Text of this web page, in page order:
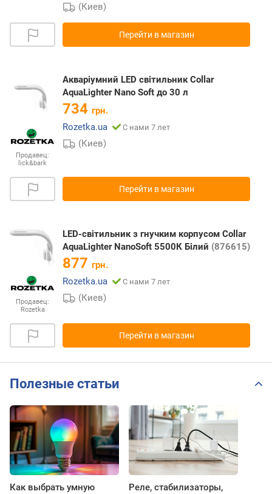
(Киев)
Перейти в магазин
Продавец:
lick&bark
Акваріумний LED світильник Collar
AquaLighter Nano Soft до 30 л
734 грн.
Rozetka.ua
С нами 7 лет
(Киев)
Перейти в магазин
Продавец:
Rozetka
LED-світильник з гнучким корпусом Collar
AquaLighter NanoSoft 5500К Білий (876615)
877 грн.
Rozetka.ua
С нами 7 лет
(Киев)
Перейти в магазин
Полезные статьи
Как выбрать умную
Реле, стабилизаторы,